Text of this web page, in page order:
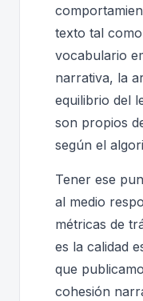
texto tal
vocabulario
narrativa, la
equilibrio del
son propios
según el
Tener ese
al medio
métricas de
es la calidad
que
cohesión